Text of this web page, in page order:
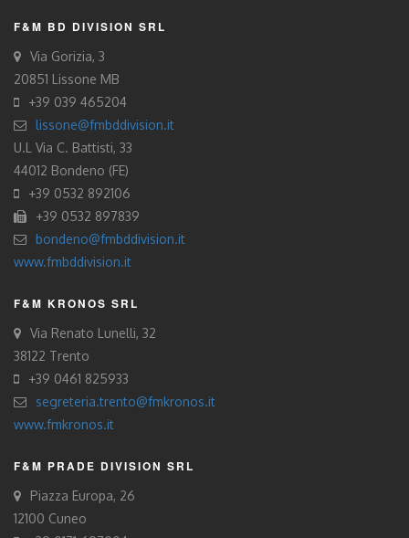
F&M BD DIVISION SRL
Via Gorizia, 3
20851 Lissone MB
+39 039 465204
lissone@fmbddivision.it
U.L Via C. Battisti, 33
44012 Bondeno (FE)
+39 0532 892106
+39 0532 897839
bondeno@fmbddivision.it
www.fmbddivision.it
F&M KRONOS SRL
Via Renato Lunelli, 32
38122 Trento
+39 0461 825933
segreteria.trento@fmkronos.it
www.fmkronos.it
F&M PRADE DIVISION SRL
Piazza Europa, 26
12100 Cuneo